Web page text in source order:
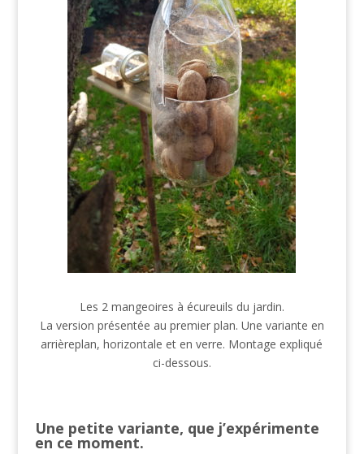
Les 2 mangeoires à écureuils du jardin.
La version présentée au premier plan. Une variante en
arrièreplan, horizontale et en verre. Montage expliqué
ci-dessous.
Une petite variante, que j’expérimente
en ce moment.